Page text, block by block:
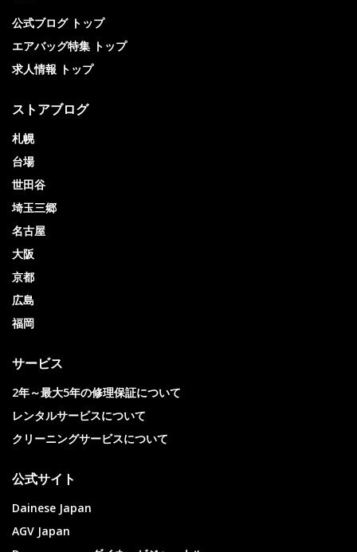
公式ブログ トップ
エアバッグ特集 トップ
求人情報 トップ
ストアブログ
札幌
台場
世田谷
埼玉三郷
名古屋
大阪
京都
広島
福岡
サービス
2年～最大5年の修理保証について
レンタルサービスについて
クリーニングサービスについて
公式サイト
Dainese Japan
AGV Japan